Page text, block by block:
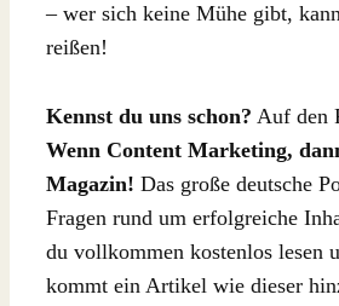
– wer sich keine Mühe gibt,
reißen!
Kennst du uns schon? Auf den
Wenn Content Marketing,
Magazin! Das große deutsche
Fragen rund um erfolgreiche
du vollkommen kostenlos lesen
kommt ein Artikel wie dieser